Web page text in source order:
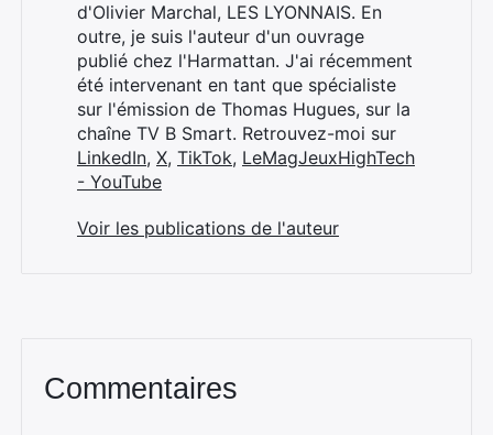
d'Olivier Marchal, LES LYONNAIS. En
outre, je suis l'auteur d'un ouvrage
publié chez l'Harmattan. J'ai récemment
été intervenant en tant que spécialiste
sur l'émission de Thomas Hugues, sur la
chaîne TV B Smart. Retrouvez-moi sur
LinkedIn, X, TikTok, LeMagJeuxHighTech
- YouTube
Voir les publications de l'auteur
Commentaires